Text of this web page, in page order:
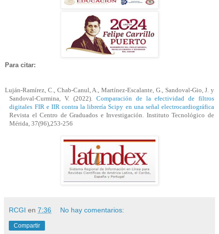
Para citar:
Luján-Ramírez, C., Chab-Canul, A., Martínez-Escalante, G., Sandoval-Gio, J. y
Sandoval-Curmina, V. (2022). Comparación de la efectividad de filtros
digitales FIR e IIR contra la librería Scipy en una señal electrocardiográfica
Revista el Centro de Graduados e Investigación. Instituto Tecnológico de
Mérida, 37(96),253-256
RCGI en 7:36 No hay comentarios:
Compartir